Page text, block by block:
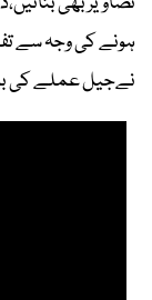
ہونے کی وجہ سے
نےجیل عملے کی